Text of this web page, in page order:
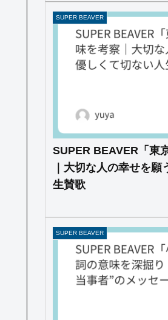
SUPER BEAVER
SUPER BEAVER「東
｜大切な人の幸せを
生賛歌
SUPER BEAVER